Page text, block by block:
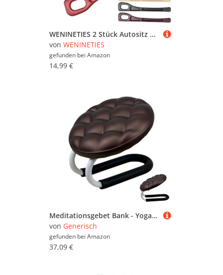
WENINETIES 2 Stück Autositz Lückenfüller für Jeep Compass II MP 4XE Hybrid Facelift 2017-2023, Aufbewahrungsbox für Autositze Auto Sitzlückenfüller Stopfen Autositz Spaltfüller,Red
von WENINETIES
gefunden bei Amazon
14,99 €
Meditationsgebet Bank - Yoga Meditation Gebet knien, gepolsterter Komforthocker | Ergonomisches Knie für Anfänger, Senioren, Büro -Zen -Fokus, Yoga -Lesen, achtsame spirituelle Entspannungsraum
von Generisch
gefunden bei Amazon
37,09 €